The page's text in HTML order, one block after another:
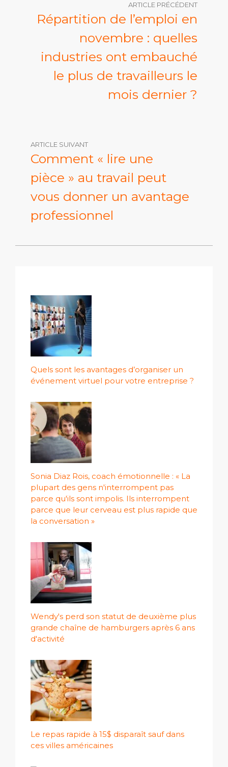
ARTICLE PRÉCÉDENT
Répartition de l’emploi en
novembre : quelles
industries ont embauché
le plus de travailleurs le
mois dernier ?
ARTICLE SUIVANT
Comment « lire une
pièce » au travail peut
vous donner un avantage
professionnel
Quels sont les avantages d’organiser un
événement virtuel pour votre entreprise ?
Sonia Diaz Rois, coach émotionnelle : « La
plupart des gens n'interrompent pas
parce qu'ils sont impolis. Ils interrompent
parce que leur cerveau est plus rapide que
la conversation »
Wendy's perd son statut de deuxième plus
grande chaîne de hamburgers après 6 ans
d'activité
Le repas rapide à 15$ disparaît sauf dans
ces villes américaines